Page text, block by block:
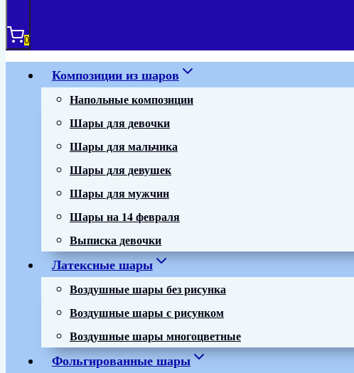
0
Композиции из шаров
Напольные композиции
Шары для девочки
Шары для мальчика
Шары для девушек
Шары для мужчин
Шары на 14 февраля
Выписка девочки
Латексные шары
Воздушные шары без рисунка
Воздушные шары с рисунком
Воздушные шары многоцветные
Фольгированные шары